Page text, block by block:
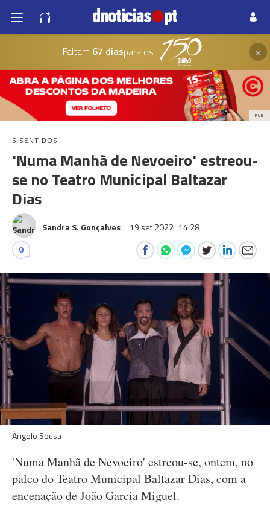
Faltam 67 diaspara os ×
PUB
5 SENTIDOS
'Numa Manhã de Nevoeiro' estreou-
se no Teatro Municipal Baltazar
Dias
Sandra S. Gonçalves 19 set 2022 14:28
0
Ângelo Sousa
'Numa Manhã de Nevoeiro' estreou-se, ontem, no
palco do Teatro Municipal Baltazar Dias, com a
encenação de João Garcia Miguel.